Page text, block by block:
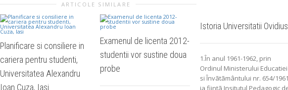
ARTICOLE SIMILARE
Planificare si consiliere in
cariera pentru studenti,
Universitatea Alexandru
Ioan Cuza, Iasi
Examenul de licenta 2012-
studentii vor sustine doua
probe
Istoria Universitatii Ovidius
1.În anul 1961-1962, prin
Ordinul Ministerului Educatiei
si Învãtãmântului nr. 654/1961
ia fiintã Insitutul Pedagogic